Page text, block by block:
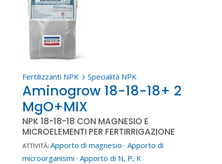
Fertilizzanti NPK5 Specialità NPK
Aminogrow 18-18-18+ 2
MgO+MIX
NPK 18-18-18 CON MAGNESIO E
MICROELEMENTI PER FERTIRRIGAZIONE
ATTIVITÀ: Apporto di magnesio · Apporto di
microorganismi · Apporto di N, P, K